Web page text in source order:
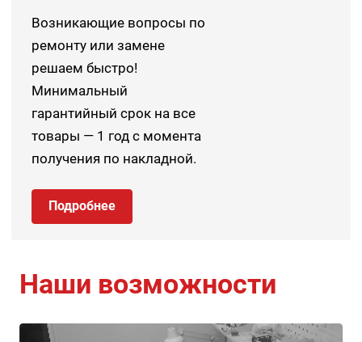
Возникающие вопросы по
ремонту или замене
решаем быстро!
Минимальный
гарантийный срок на все
товары — 1 год с момента
получения по накладной.
Подробнее
Наши возможности